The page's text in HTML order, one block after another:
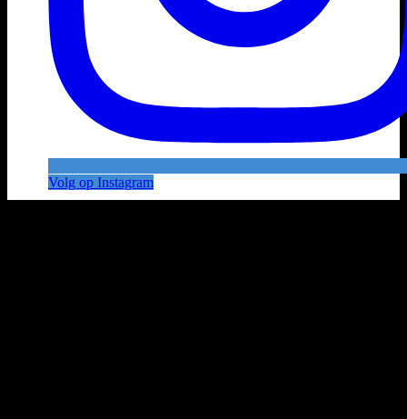
Volg op Instagram